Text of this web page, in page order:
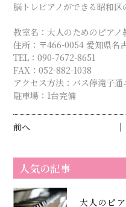
脳トレピアノができる昭和
教室名：大人のためのピアノ
住所：〒466-0054 愛知県名
TEL：090-7672-8651
FAX：052-882-1038
アクセス方法：バス停滝子
駐車場：1台完備
前へ
人気の記事
大人のピ